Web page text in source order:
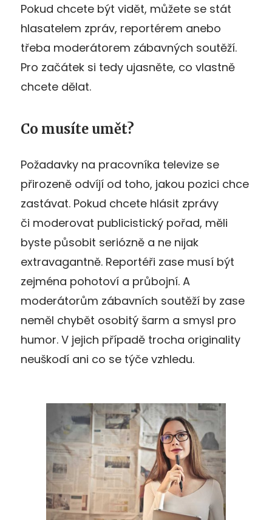
Pokud chcete být vidět, můžete se stát
hlasatelem zpráv, reportérem anebo
třeba moderátorem zábavných soutěží.
Pro začátek si tedy ujasněte, co vlastně
chcete dělat.
Co musíte umět?
Požadavky na pracovníka televize se
přirozeně odvíjí od toho, jakou pozici chce
zastávat. Pokud chcete hlásit zprávy
či moderovat publicistický pořad, měli
byste působit seriózně a ne nijak
extravagantně. Reportéři zase musí být
zejména pohotoví a průbojní. A
moderátorům zábavních soutěží by zase
neměl chybět osobitý šarm a smysl pro
humor. V jejich případě trocha originality
neuškodí ani co se týče vzhledu.